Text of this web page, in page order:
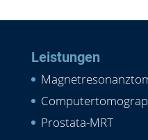
Leistungen
Prostata-MRT